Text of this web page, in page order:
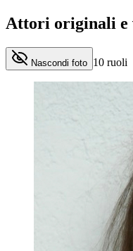
Attori originali e
Nascondi foto 10 ruoli